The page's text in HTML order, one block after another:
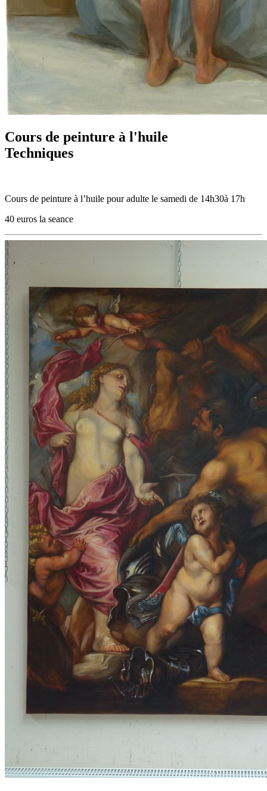
Cours de peinture à l'huile
Techniques
Cours de peinture à l’huile pour adulte le samedi de 14h30à 17h
40 euros la seance